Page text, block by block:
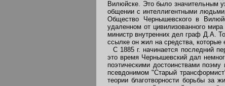
Вилюйске. Это было значительным
общении с интеллигентными
Общество Чернышевского в
удаленном от цивилизованного
министр внутренних дел граф Д.А.
ссылке он жил на средства, которые
С 1885 г. начинается последний
это время Чернышевский дал
поэтическими достоинствами
псевдонимом "Старый
теории благотворности борьбы за